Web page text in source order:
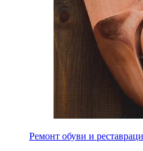
Ремонт обуви и